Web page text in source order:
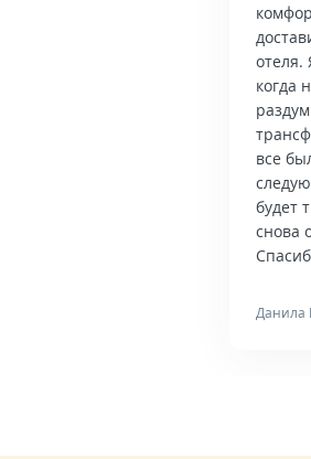
отеля.
когда
все
будет
снова
Данила